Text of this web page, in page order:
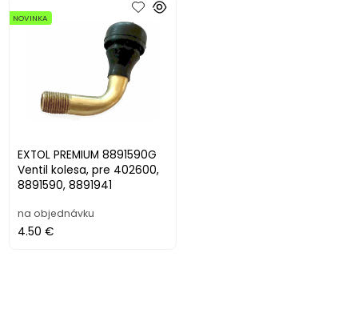
EXTOL PREMIUM 8891590G
Ventil kolesa, pre 402600,
8891590, 8891941
NOVINKA
na objednávku
4.50 €